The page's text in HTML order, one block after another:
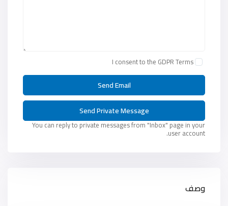
وصف
I consent to the GDPR Terms
You can reply to private messages from "Inbox" page in your
user account.